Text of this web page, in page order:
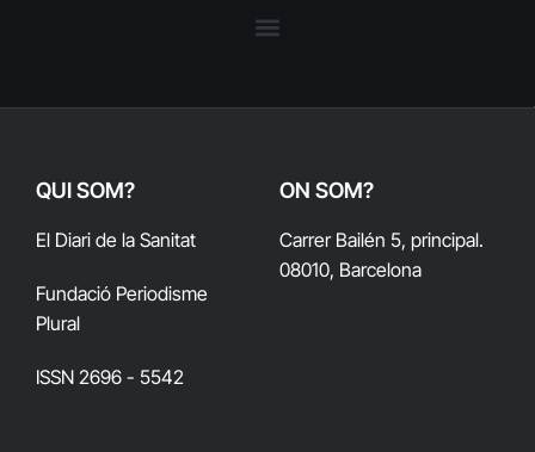
QUI SOM?
El Diari de la Sanitat
Fundació Periodisme
Plural
ISSN 2696 - 5542
ON SOM?
Carrer Bailén 5, principal.
08010, Barcelona